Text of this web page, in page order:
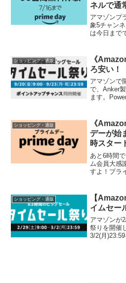
ネルで通
が今なら
アマゾンプ
象5チャン
は今日まで
体験が7/16
ども向け
いお子さ
思いま...
ショッピング・通販
《
ろ安い！
アマゾンで
で、Anker
ます。
USB-C急
Ankerのモ
がお買い得
ショッピング・通販
《
デーが始
時スター
24%ポイ
あと6時間
ム会員大感
すよ！プラ
参加できま
い方は急い
料体験中で
す！プライ
ショッピング・通販
【
イムセー
アマゾンが
祭りを開催
3/2(月
1. ログイ
を見る